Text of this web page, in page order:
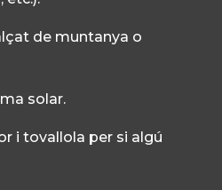
de muntanya o
solar.
i tovallola per si algú